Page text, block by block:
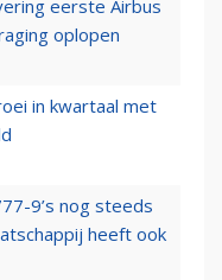
eerste Airbus
oplopen
in kwartaal met
9’s nog steeds
heeft ook